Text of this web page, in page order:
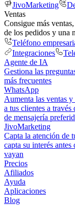
JivoMarketing
Ventas
Consigue más
de los pedidos y una
Teléfono
Integraciones
Agente de IA
Gestiona las
más frecuentes
WhatsApp
Aumenta las ventas y
a tus clientes a través
de mensajería
JivoMarketing
Capta la atención de
capta su interés antes
vayan
Precios
Afiliados
Ayuda
Aplicaciones
Blog